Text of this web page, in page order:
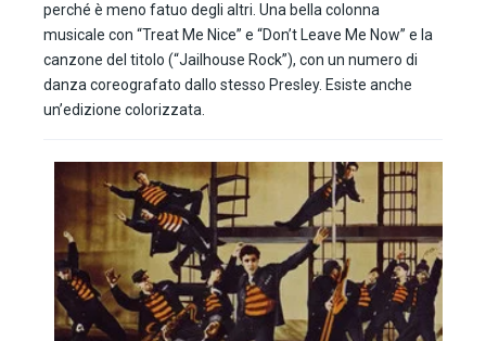
perché è meno fatuo degli altri. Una bella colonna
musicale con “Treat Me Nice” e “Don’t Leave Me Now” e la
canzone del titolo (“Jailhouse Rock”), con un numero di
danza coreografato dallo stesso Presley. Esiste anche
un’edizione colorizzata.